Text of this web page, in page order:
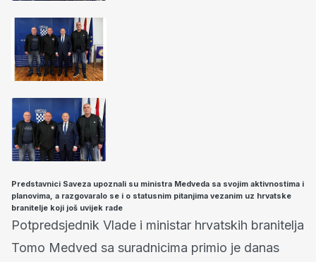
Predstavnici Saveza upoznali su ministra Medveda sa svojim aktivnostima i
planovima, a razgovaralo se i o statusnim pitanjima vezanim uz hrvatske
branitelje koji još uvijek rade
Potpredsjednik Vlade i ministar hrvatskih branitelja
Tomo Medved sa suradnicima primio je danas